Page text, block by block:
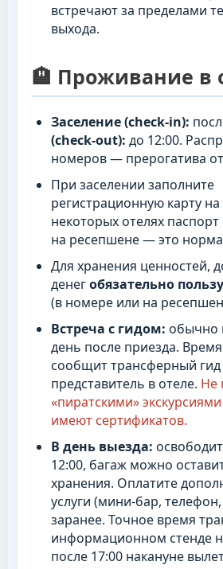
встречают за пределами
выхода.
🏨 Проживание в
Заселение (check-in):
(check-out): до 12:00.
номеров — прерогатива
При заселении заполните
регистрационную карту
некоторых отелях паспорт
на ресепшене — это
Для хранения ценностей,
денегобязательно
(в номере или на
Встреча с гидом: обычно
день после приезда.
сообщит трансферный гид
представитель в отеле. Не
«пиратскими»
имеют сертификатов.
В день выезда:
12:00, багаж можно
хранения. Оплатите
услуги (мини-бар,
заранее. Точное время
информационном стенде
после 17:00 накануне